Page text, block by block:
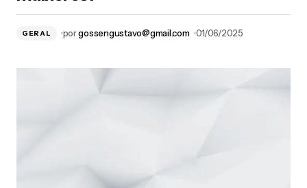
GERAL porgossengustavo@gmail.com 01/06/2025